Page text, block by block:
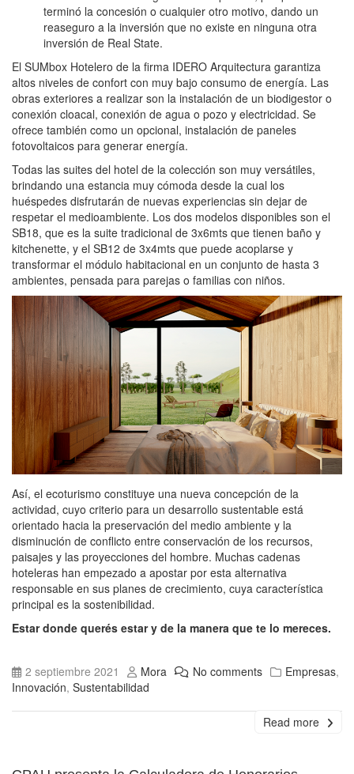
terminó la concesión o cualquier otro motivo, dando un
reaseguro a la inversión que no existe en ninguna otra
inversión de Real State.
El SUMbox Hotelero de la firma IDERO Arquitectura garantiza
altos niveles de confort con muy bajo consumo de energía. Las
obras exteriores a realizar son la instalación de un biodigestor o
conexión cloacal, conexión de agua o pozo y electricidad. Se
ofrece también como un opcional, instalación de paneles
fotovoltaicos para generar energía.
Todas las suites del hotel de la colección son muy versátiles,
brindando una estancia muy cómoda desde la cual los
huéspedes disfrutarán de nuevas experiencias sin dejar de
respetar el medioambiente. Los dos modelos disponibles son el
SB18, que es la suite tradicional de 3x6mts que tienen baño y
kitchenette, y el SB12 de 3x4mts que puede acoplarse y
transformar el módulo habitacional en un conjunto de hasta 3
ambientes, pensada para parejas o familias con niños.
Así, el ecoturismo constituye una nueva concepción de la
actividad, cuyo criterio para un desarrollo sustentable está
orientado hacia la preservación del medio ambiente y la
disminución de conflicto entre conservación de los recursos,
paisajes y las proyecciones del hombre. Muchas cadenas
hoteleras han empezado a apostar por esta alternativa
responsable en sus planes de crecimiento, cuya característica
principal es la sostenibilidad.
Estar donde querés estar y de la manera que te lo mereces.
2 septiembre 2021 Mora No comments Empresas,
Innovación, Sustentabilidad
Read more